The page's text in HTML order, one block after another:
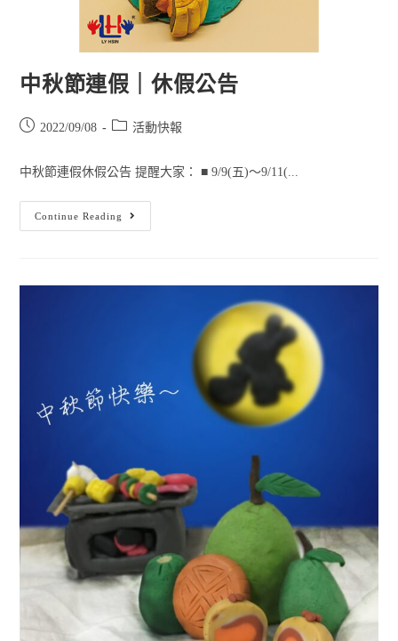
中秋節連假｜休假公告
2022/09/08 活動快報
中秋節連假休假公告 提醒大家： ■ 9/9(五)～9/11(...
Continue Reading